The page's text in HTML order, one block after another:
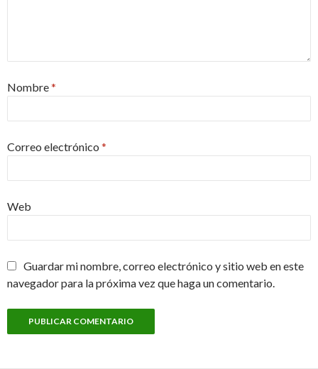
Nombre*
Correo electrónico *
Web
Guardar mi nombre, correo electrónico y sitio web en este
navegador para la próxima vez que haga un comentario.